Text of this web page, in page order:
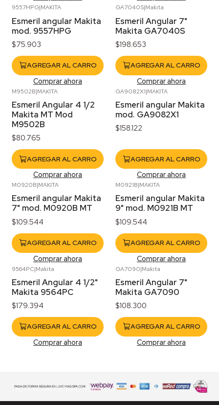
9557HPG|MAKITA
Esmeril angular Makita
mod. 9557HPG
$75.903
AGREGAR AL CARRO
Comprar ahora
GA7040S|Makita
Esmeril Angular 7"
Makita GA7040S
$198.653
AGREGAR AL CARRO
Comprar ahora
M9502B|MAKITA
Esmeril Angular 4 1/2
Makita MT Mod
M9502B
$80.765
AGREGAR AL CARRO
Comprar ahora
GA9082X1|MAKITA
Esmeril angular Makita
mod. GA9082X1
$158.122
AGREGAR AL CARRO
Comprar ahora
M0920B|MAKITA
Esmeril angular Makita
7" mod. M0920B MT
$109.544
AGREGAR AL CARRO
Comprar ahora
M0921B|MAKITA
Esmeril angular Makita
9" mod. M0921B MT
$109.544
AGREGAR AL CARRO
Comprar ahora
9564PC|Makita
Esmeril Angular 4 1/2"
Makita 9564PC
$179.394
AGREGAR AL CARRO
Comprar ahora
GA7090|Makita
Esmeril Angular 7"
Makita GA7090
$108.300
AGREGAR AL CARRO
Comprar ahora